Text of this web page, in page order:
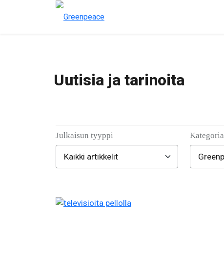
Uutisia ja tarinoita
Filter posts
Julkaisun tyyppi Kategoria
Filtered results